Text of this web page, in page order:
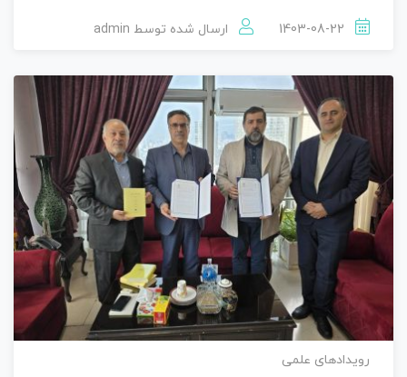
ارسال شده توسط admin
رویدادهای علمی